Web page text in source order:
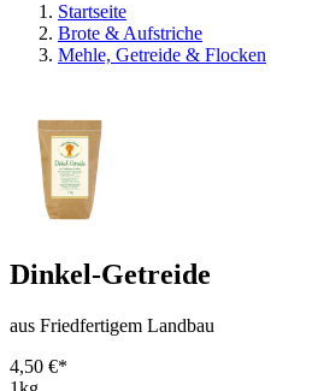
Startseite
Brote & Aufstriche
Mehle, Getreide & Flocken
Dinkel-Getreide
aus Friedfertigem Landbau
4,50 €*